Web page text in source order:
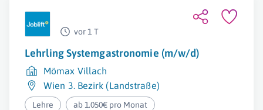
vor 1 T
Lehrling Systemgastronomie (m/w/d)
Mömax Villach
Wien 3. Bezirk (Landstraße)
Lehre ab 1.050€ pro Monat